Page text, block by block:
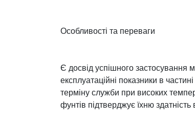
Особливості та переваги
Є досвід успішного застосування
експлуатаційні показники в
терміну служби при високих
фунтів підтверджує їхню